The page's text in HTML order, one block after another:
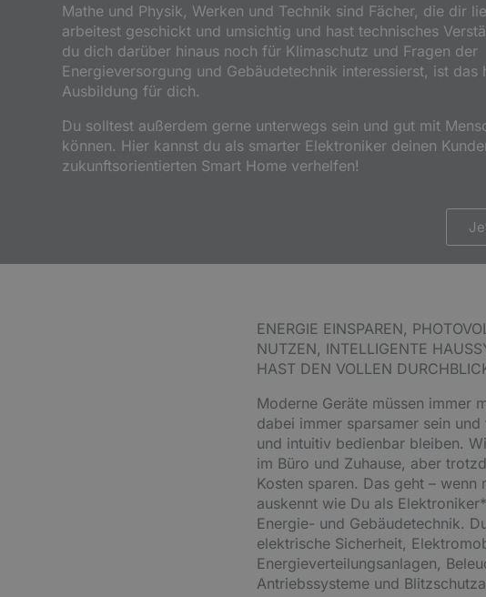
Mathe und Physik, Werken und Technik sind Fächer, die dir
arbeitest geschickt und umsichtig und hast technisches
du dich darüber hinaus noch für Klimaschutz und Fragen der
Energieversorgung und Gebäudetechnik interessierst, ist das
Ausbildung für dich.
Du solltest außerdem gerne unterwegs sein und gut mit
können. Hier kannst du als smarter Elektroniker deinen
zukunftsorientierten Smart Home verhelfen!
ENERGIE EINSPAREN,
NUTZEN, INTELLIGENTE
HAST DEN VOLLEN
Moderne Geräte müssen immer
dabei immer sparsamer sein
und intuitiv bedienbar bleiben.
im Büro und Zuhause, aber
Kosten sparen. Das geht – wenn
auskennt wie Du als
Energie- und Gebäudetechnik.
elektrische Sicherheit,
Energieverteilungsanlagen,
Antriebssysteme und